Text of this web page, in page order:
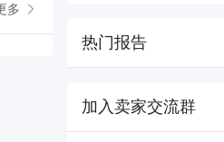
多
热门报告
加入卖家交流群